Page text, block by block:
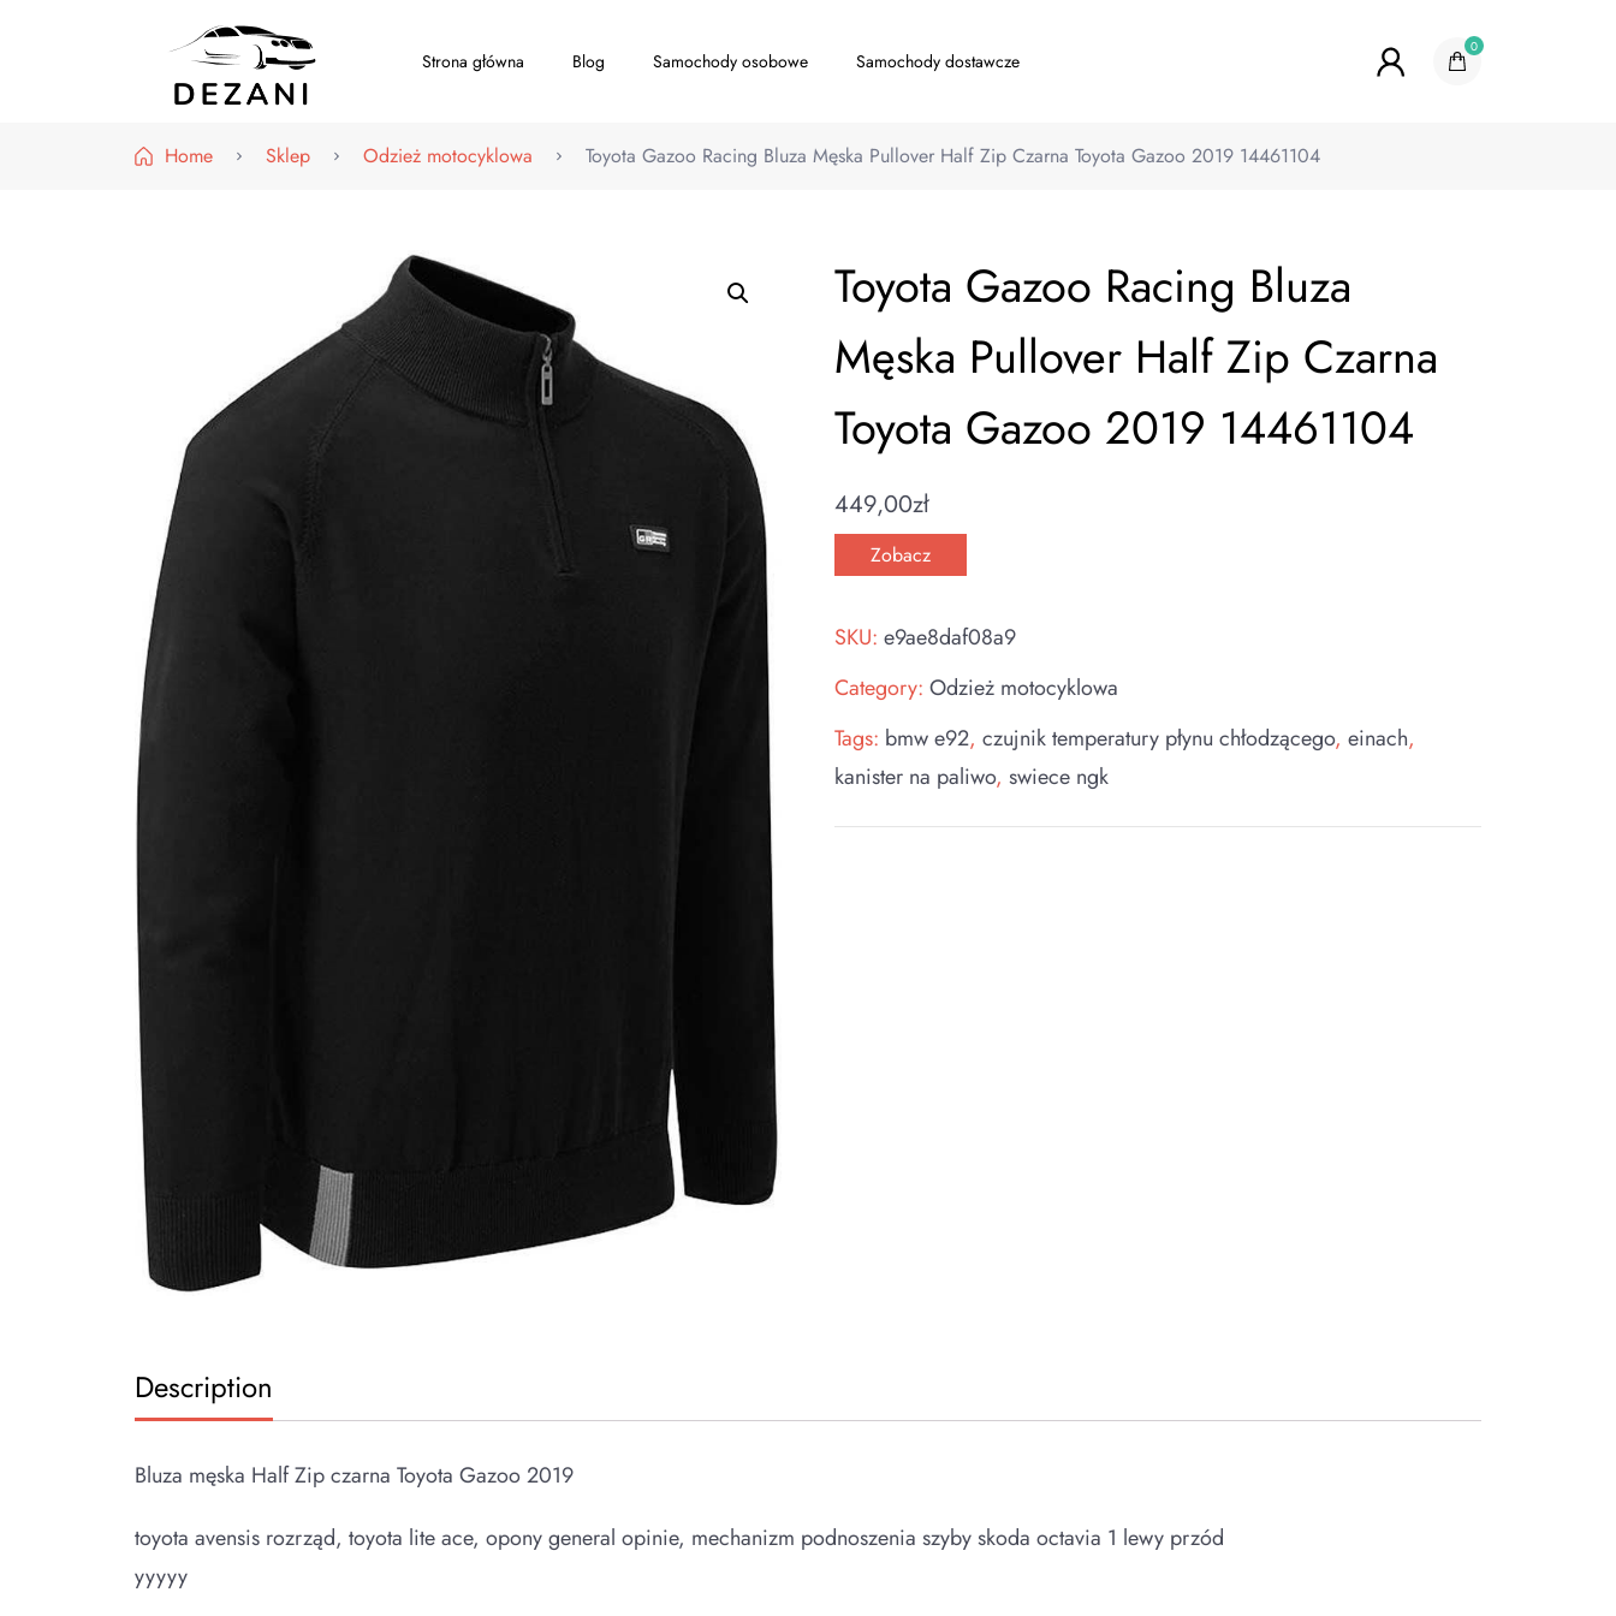
Strona główna Blog Samochody osobowe Samochody dostawcze
0
Home Sklep Odzież motocyklowa Toyota Gazoo Racing Bluza Męska Pullover Half Zip Czarna Toyota Gazoo 2019 14461104
Toyota Gazoo Racing Bluza
Męska Pullover Half Zip Czarna
Toyota Gazoo 2019 14461104
449,00zł
Zobacz
SKU:e9ae8daf08a9
Category:Odzież motocyklowa
Tags: bmw e92,czujnik temperatury płynu chłodzącego,einach,
kanister na paliwo,swiece ngk
Description
Bluza męska Half Zip czarna Toyota Gazoo 2019
toyota avensis rozrząd, toyota lite ace, opony general opinie, mechanizm podnoszenia szyby skoda octavia 1 lewy przód
yyyyy